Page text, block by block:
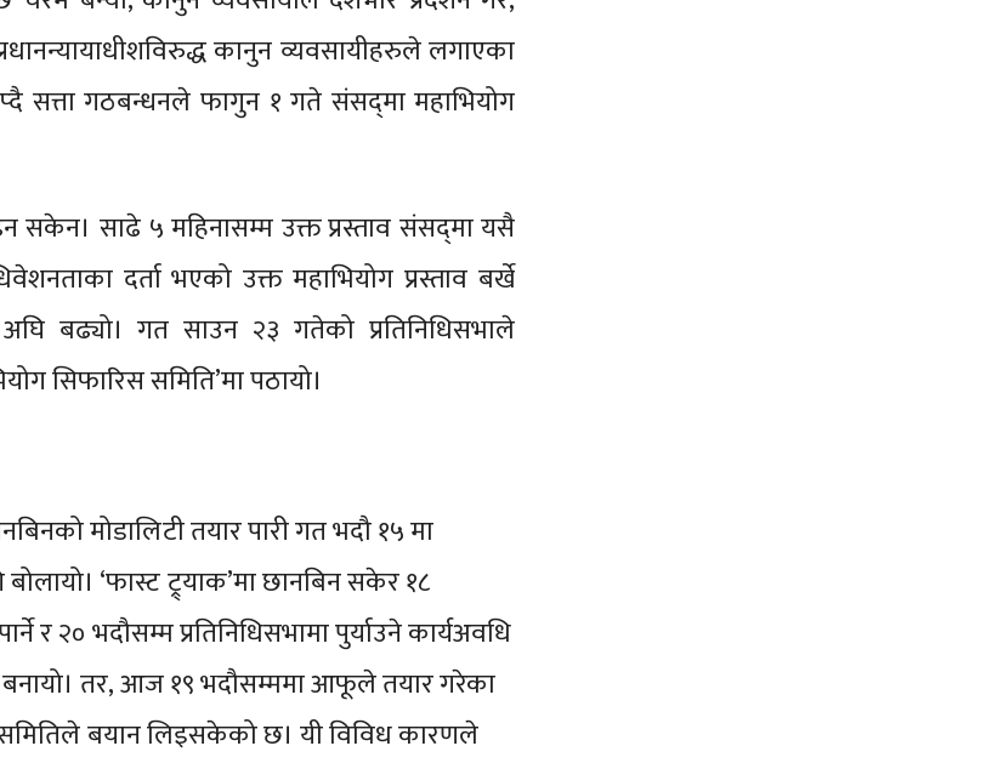
कानुन व्यवसायीहरुले लगाएका
सत्ता गठबन्धनले फागुन १ गते संसद्‌‌मा महाभियोग
सकेन। साढे ५ महिनासम्म उक्त प्रस्ताव संसद्‌मा यसै
दर्ता भएको उक्त महाभियोग प्रस्ताव बर्खे
बढ्यो। गत साउन २३ गतेको प्रतिनिधिसभाले
सिफारिस समिति’मा पठायो।
मोडालिटी तयार पारी गत भदौ १५ मा
‘फास्ट ट्र्याक’मा छानबिन सकेर १८
र २० भदौसम्म प्रतिनिधिसभामा पुर्याउने कार्यअवधि
बनायो। तर, आज १९ भदौसम्ममा आफूले तयार गरेका
समितिले बयान लिइसकेको छ। यी विविध कारणले